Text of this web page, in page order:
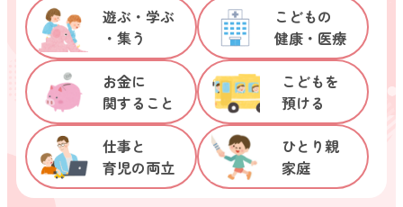
遊ぶ・学ぶ
・集う
こどもの
健康・医療
お金に
関すること
こどもを
預ける
仕事と
育児の両立
ひとり親
家庭